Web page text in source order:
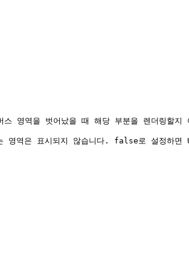
역을 벗어났을 때 해당 부분을 렌더링할지
역은 표시되지 않습니다. false로 설정하면